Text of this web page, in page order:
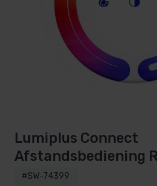
Lumiplus Connect
Afstandsbediening
#SW-74399